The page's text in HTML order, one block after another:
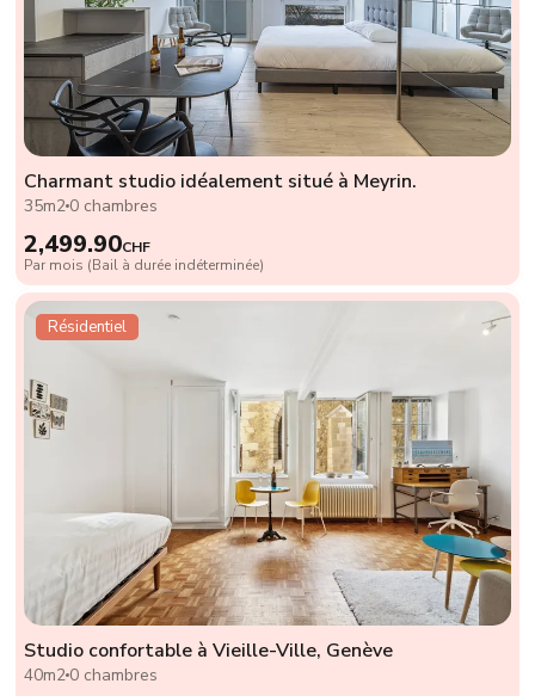
Charmant studio idéalement situé à Meyrin.
35m2 0 chambres
2,499.90CHF
Par mois (Bail à durée indéterminée)
Résidentiel
Studio confortable à Vieille-Ville, Genève
40m2 0 chambres